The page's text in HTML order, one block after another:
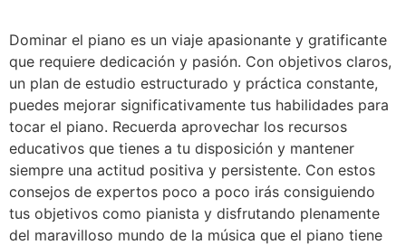
Dominar el piano es un viaje apasionante y gratificante
que requiere dedicación y pasión. Con objetivos claros,
un plan de estudio estructurado y práctica constante,
puedes mejorar significativamente tus habilidades para
tocar el piano. Recuerda aprovechar los recursos
educativos que tienes a tu disposición y mantener
siempre una actitud positiva y persistente. Con estos
consejos de expertos poco a poco irás consiguiendo
tus objetivos como pianista y disfrutando plenamente
del maravilloso mundo de la música que el piano tiene